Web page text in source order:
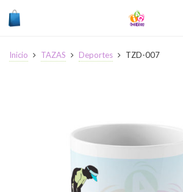
Inicio TAZAS Deportes TZD-007